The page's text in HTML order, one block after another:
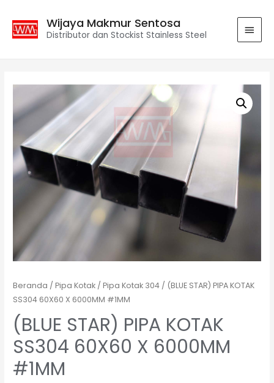
Wijaya Makmur Sentosa
Distributor dan Stockist Stainless Steel
Beranda /Pipa Kotak /Pipa Kotak 304 / (BLUE STAR) PIPA KOTAK
SS304 60X60 X 6000MM #1MM
(BLUE STAR) PIPA KOTAK
SS304 60X60 X 6000MM
#1MM